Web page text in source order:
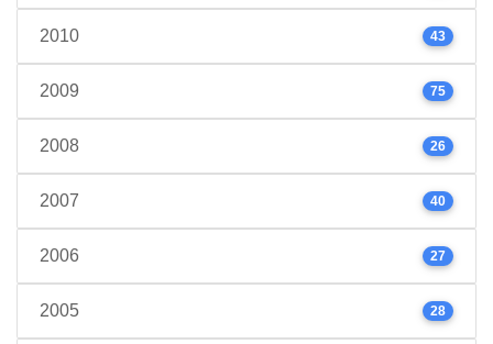
2010 43
2009 75
2008 26
2007 40
2006 27
2005 28